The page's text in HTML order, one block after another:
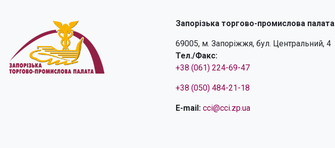
Запорізька торгово-промислова палата
69005, м. Запоріжжя, бул. Центральний, 4
Тел./Факс:
+38 (061) 224-69-47
+38 (050) 484-21-18
E-mail: cci@cci.zp.ua